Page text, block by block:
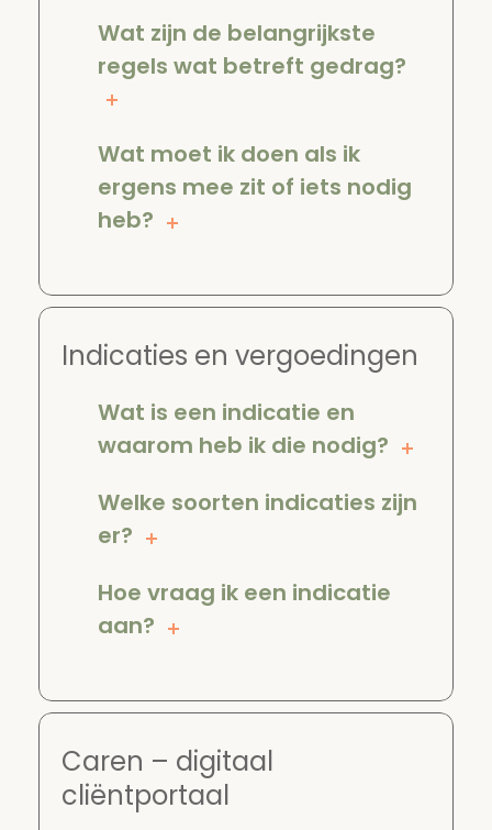
Wat zijn de belangrijkste
regels wat betreft gedrag?
Wat moet ik doen als ik
ergens mee zit of iets nodig
heb?
Indicaties en vergoedingen
Wat is een indicatie en
waarom heb ik die nodig?
Welke soorten indicaties zijn
er?
Hoe vraag ik een indicatie
aan?
Caren – digitaal
cliëntportaal